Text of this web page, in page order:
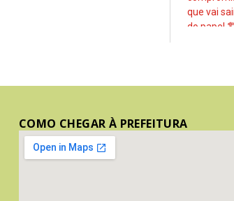
COMO CHEGAR À PREFEITURA